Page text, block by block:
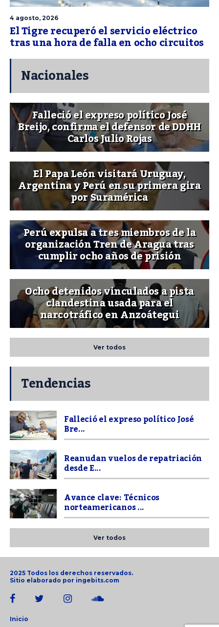
4 agosto, 2026
El Tigre recuperó el servicio eléctrico
tras una hora de falla en ocho circuitos
Nacionales
Falleció el expreso político José
Breijo, confirma el defensor de DDHH
Carlos Julio Rojas
El Papa León visitará Uruguay,
Argentina y Perú en su primera gira
por Suramérica
Perú expulsa a tres miembros de la
organización Tren de Aragua tras
cumplir ocho años de prisión
Ocho detenidos vinculados a pista
clandestina usada para el
narcotráfico en Anzoátegui
Ver todos
Tendencias
Falleció el expreso político José
Bre...
Reanudan vuelos de repatriación
desde E...
Avance clave: Técnicos
norteamericanos ...
Ver todos
2025 Todos los derechos reservados.
Sitio elaborado por ingebits.com
Inicio